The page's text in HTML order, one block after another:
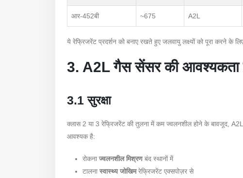
आर-452बी ~675 A2L
ये रेफ्रिजरेंट प्रदर्शन को बनाए रखते हुए जलवायु लक्ष्यों को पूरा करने
3. A2L गैस सेंसर की आवश्यकता
3.1 सुरक्षा
क्लास 2 या 3 रेफ्रिजरेंट की तुलना में कम ज्वलनशील होने के बावजूद, A2L
आवश्यक है:
रोकना ज्वलनशील मिश्रणबंद स्थानों में
टालना स्वास्थ्य जोखिमरेफ्रिजरेंट एक्सपोज़र से